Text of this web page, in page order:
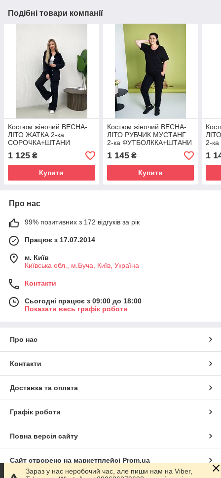
Подібні товари компанії
Костюм жіночий ВЕСНА-
ЛІТО ЖАТКА 2-ка
СОРОЧКА+ШТАНИ
1 125 ₴
Купити
Костюм жіночий ВЕСНА-
ЛІТО РУБЧИК МУСТАНГ
2-ка ФУТБОЛККА+ШТАНИ
1 145₴
Купити
2-
1
Про нас
99% позитивних з 172 відгуків за рік
Працює з 17.07.2014
м. Київ
Київська обл., м.Буча, Київ, Україна
Контакти
Сьогодні працює з 09:00 до 18:00
Показати весь графік роботи
Про нас
Контакти
Доставка та оплата
Графік роботи
Повна версія сайту
Сайт створено на маркетплейсі Prom.ua
Зараз у нас неробочий час, але пиши нам на Viber,